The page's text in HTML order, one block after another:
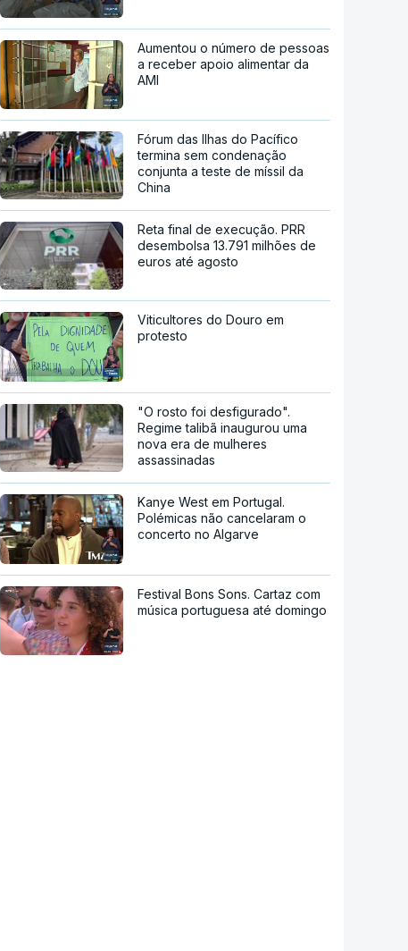
Aumentou o número de pessoas
a receber apoio alimentar da
AMI
Fórum das Ilhas do Pacífico
termina sem condenação
conjunta a teste de míssil da
China
Reta final de execução. PRR
desembolsa 13.791 milhões de
euros até agosto
Viticultores do Douro em
protesto
"O rosto foi desfigurado".
Regime talibã inaugurou uma
nova era de mulheres
assassinadas
Kanye West em Portugal.
Polémicas não cancelaram o
concerto no Algarve
Festival Bons Sons. Cartaz com
música portuguesa até domingo